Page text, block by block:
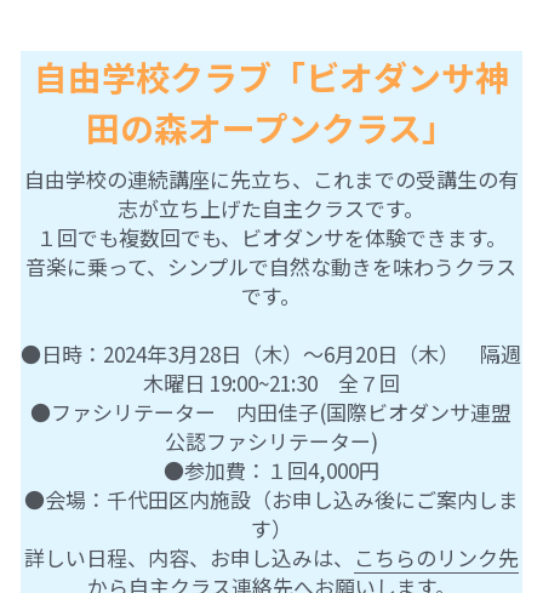
自由学校クラブ「ビオダンサ神
田の森オープンクラス」
自由学校の連続講座に先立ち、これまでの受講生の有
志が立ち上げた自主クラスです。
１回でも複数回でも、ビオダンサを体験できます。
音楽に乗って、シンプルで自然な動きを味わうクラス
です。
●日時：2024年3月28日（木）～6月20日（木）　隔週
木曜日 19:00~21:30　全７回
●ファシリテーター　内田佳子(国際ビオダンサ連盟
公認ファシリテーター)
●参加費：１回4,000円
●会場：千代田区内施設（お申し込み後にご案内しま
す）
詳しい日程、内容、お申し込みは、 こちらのリンク先
から自主クラス連絡先へお願いします。